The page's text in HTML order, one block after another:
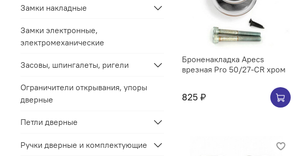
Броненакладка Apecs
врезная Pro 50/27-CR хром
825 ₽
Замки накладные
Замки электронные,
электромеханические
Засовы, шпингалеты, ригели
Ограничители открывания, упоры
дверные
Петли дверные
Ручки дверные и комплектующие